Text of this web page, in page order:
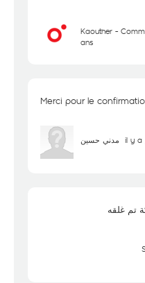
Kaouther -
ans
Merci pour le
مدني حسين il y a
تم غلقه